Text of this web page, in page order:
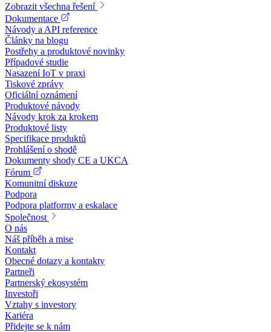
Zobrazit všechna řešení
Dokumentace
Návody a API reference
Články na blogu
Postřehy a produktové novinky
Případové studie
Nasazení IoT v praxi
Tiskové zprávy
Oficiální oznámení
Produktové návody
Návody krok za krokem
Produktové listy
Specifikace produktů
Prohlášení o shodě
Dokumenty shody CE a UKCA
Fórum
Komunitní diskuze
Podpora
Podpora platformy a eskalace
Společnost
O nás
Náš příběh a mise
Kontakt
Obecné dotazy a kontakty
Partneři
Partnerský ekosystém
Investoři
Vztahy s investory
Kariéra
Přidejte se k nám